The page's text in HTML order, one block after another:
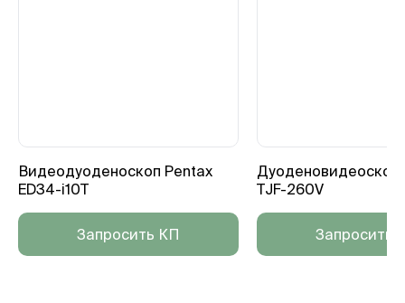
Видеодуоденоскоп Pentax
ED34-i10T
Запросить КП
Дуоденовидеоскоп
TJF-260V
Запросить